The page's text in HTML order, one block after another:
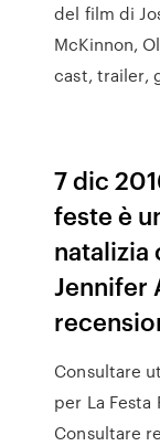
del film di
McKinnon,
cast, trailer,
7 dic
feste è
natalizia
Jennifer
Consultare
per La Festa
Consultare